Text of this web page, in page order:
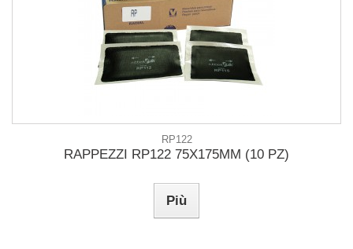
RP122
RAPPEZZI RP122 75X175MM (10 PZ)
Più